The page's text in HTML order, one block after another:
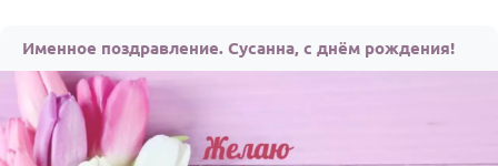
Именное поздравление. Сусанна, с днём рождения!